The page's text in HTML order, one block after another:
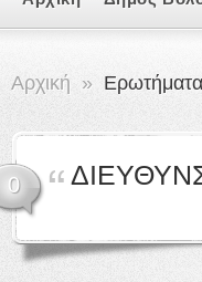
Αρχική »
0